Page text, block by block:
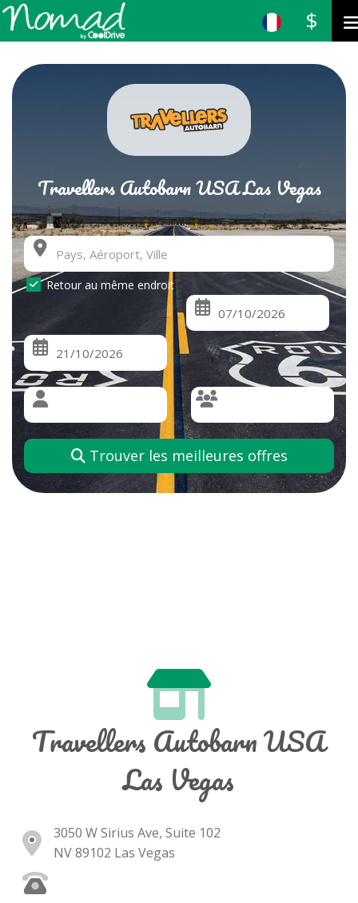
$
Travellers Autobarn USA Las Vegas
Retour au même endroit
Trouver les meilleures offres
Travellers Autobarn USA
Las Vegas
3050 W Sirius Ave, Suite 102
NV 89102 Las Vegas